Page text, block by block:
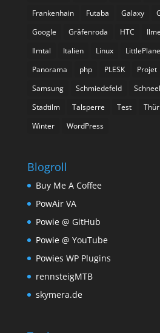
Frankenhain
Futaba Galaxy
Google
Gräfenroda HTC
Ilmtal
Italien Linux
Panorama
php PLESK Projet
Samsung
Schmiedefeld
Stadtilm
Talsperre Test
Winter
WordPress
Blogroll
Buy Me A Coffee
PowAir VA
Powie @ GitHub
Powie @ YouTube
Powies WP Plugins
rennsteigMTB
skymera.de